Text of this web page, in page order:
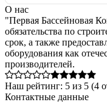
О нас
"Первая Бассейновая
обязательства по
срок, а также
оборудования как
производителей.
Наш рейтинг: 5 из 5 (4
Контактные данные